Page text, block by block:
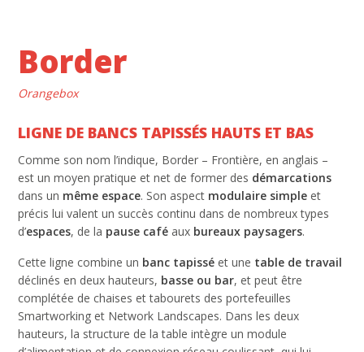
Border
Orangebox
LIGNE DE BANCS TAPISSÉS HAUTS ET BAS
Comme son nom l’indique, Border – Frontière, en anglais –
est un moyen pratique et net de former des démarcations
dans un même espace. Son aspect modulaire simple et
précis lui valent un succès continu dans de nombreux types
d’espaces, de la pause café aux bureaux paysagers.
Cette ligne combine un banc tapissé et une table de travail
déclinés en deux hauteurs, basse ou bar, et peut être
complétée de chaises et tabourets des portefeuilles
Smartworking et Network Landscapes. Dans les deux
hauteurs, la structure de la table intègre un module